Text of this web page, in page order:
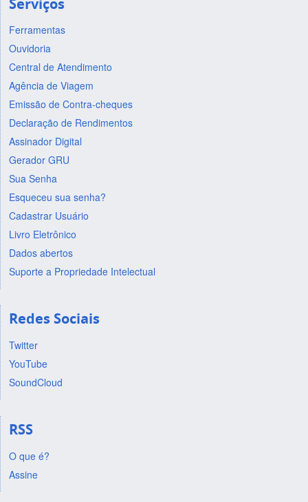
Ferramentas
Ouvidoria
Central de Atendimento
Agência de Viagem
Emissão de Contra-cheques
Declaração de Rendimentos
Assinador Digital
Gerador GRU
Sua Senha
Esqueceu sua senha?
Cadastrar Usuário
Livro Eletrônico
Dados abertos
Suporte a Propriedade Intelectual
Redes Sociais
Twitter
YouTube
SoundCloud
RSS
O que é?
Assine